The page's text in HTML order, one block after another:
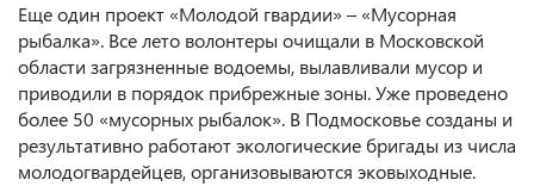
Еще один проект «Молодой гвардии» – «Мусорная
рыбалка». Все лето волонтеры очищали в Московской
области загрязненные водоемы, вылавливали мусор и
приводили в порядок прибрежные зоны. Уже проведено
более 50 «мусорных рыбалок». В Подмосковье созданы и
результативно работают экологические бригады из числа
молодогвардейцев, организовываются эковыходные.